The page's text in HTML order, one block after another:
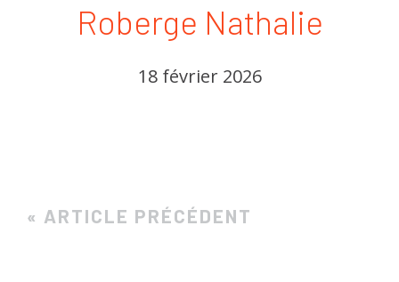
Roberge Nathalie
18 février 2026
« ARTICLE PRÉCÉDENT